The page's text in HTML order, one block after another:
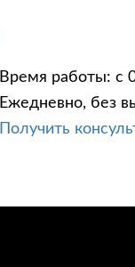
Время работы: с
Ежедневно, без
Получить